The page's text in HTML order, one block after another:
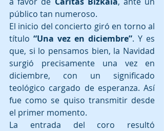
público tan numeroso.
El inicio del concierto giró en torno al
título “Una vez en diciembre”. Y es
que, si lo pensamos bien, la Navidad
surgió precisamente una vez en
diciembre, con un significado
teológico cargado de esperanza. Así
fue como se quiso transmitir desde
el primer momento.
La entrada del coro resultó